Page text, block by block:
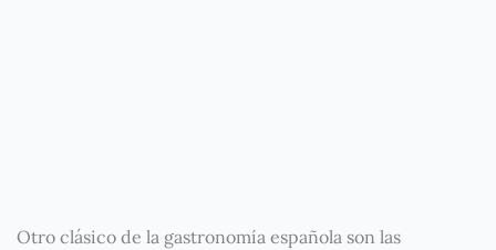
Otro clásico de la gastronomía española son las